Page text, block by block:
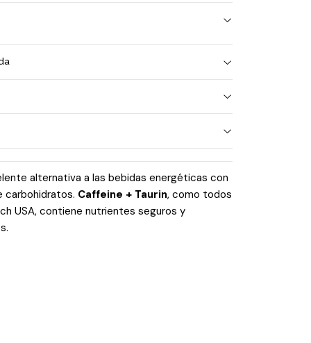
alternativa a las bebidas energéticas con
carbohidratos. Caffeine + Taurin, como todos
USA, contiene nutrientes seguros y